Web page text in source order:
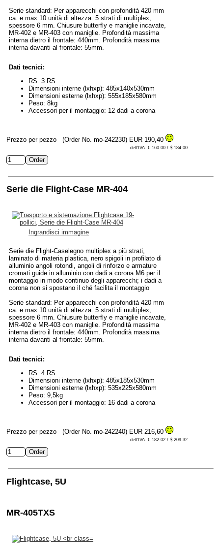
Serie standard: Per apparecchi con profondità 420 mm
ca. e max 10 unità di altezza. 5 strati di multiplex,
spessore 6 mm. Chiusure butterfly e maniglie incavate,
MR-402 e MR-403 con maniglie. Profondità massima
interna dietro il frontale: 440mm. Profondità massima
interna davanti al frontale: 55mm.
Dati tecnici:
RS: 3 RS
Dimensioni interne (lxhxp): 485x140x530mm
Dimensioni esterne (lxhxp): 555x185x580mm
Peso: 8kg
Accessori per il montaggio: 12 dadi a corona
Prezzo per pezzo (Order No. mo-242230) EUR 190,40
dell'IVA: € 160.00 / $ 184.00
Serie die Flight-Case MR-404
Ingrandisci immagine
Serie die Flight-Caselegno multiplex a più strati,
laminato di materia plastica, nero spigoli in profilato di
alluminio angoli rotondi, angoli di rinforzo e armature
cromati guide in alluminio con dadi a corona M6 per il
montaggio in modo continuo degli apparecchi; i dadi a
corona non si spostano il ché facilita il montaggio
Serie standard: Per apparecchi con profondità 420 mm
ca. e max 10 unità di altezza. 5 strati di multiplex,
spessore 6 mm. Chiusure butterfly e maniglie incavate,
MR-402 e MR-403 con maniglie. Profondità massima
interna dietro il frontale: 440mm. Profondità massima
interna davanti al frontale: 55mm.
Dati tecnici:
RS: 4 RS
Dimensioni interne (lxhxp): 485x185x530mm
Dimensioni esterne (lxhxp): 535x225x580mm
Peso: 9,5kg
Accessori per il montaggio: 16 dadi a corona
Prezzo per pezzo (Order No. mo-242240) EUR 216,60
dell'IVA: € 182.02 / $ 209.32
Flightcase, 5U
MR-405TXS